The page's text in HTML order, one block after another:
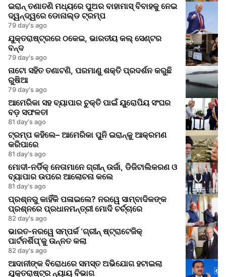
ଇରାନ୍ ତଣାତଣି ମଧ୍ୟରେ ପୁଅର ବାହାମାସ୍ ବିବାହକୁ ନେଇ
ଦ୍ୱନ୍ଦ୍ୱରେ ଡୋନାଲ୍ଡ ଟ୍ରମ୍ପ
79 day's ago
ଯୁକ୍ତରାଷ୍ଟ୍ରରେ ଠକେଇ, ଭାରତୀୟ କଲ୍‌ ସେଣ୍ଟର
ବନ୍ଦ
79 day's ago
ନାଟୋ ସହିତ ତଣାଟଣି, ପରମାଣୁ ଶକ୍ତି ପ୍ରଦର୍ଶନ କରୁଛି
ରୁଷିଆ
79 day's ago
ଆମେରିକା ସହ ବ୍ୟାପାର ଚୁକ୍ତି ପାଇଁ ୟୁରୋପିୟ ସଂଘର
ବଡ଼ ସଫଳତl
81 day's ago
ଟ୍ରମ୍ପ କହିଲେ– ଆମେରିକା ପୁନି ଇରାନ୍‌କୁ ଆକ୍ରମଣ
କରିପାରେ
81 day's ago
ମୋଦୀ-ନର୍ଡିକ୍ ନେତାମାନେ ଗ୍ରୀନ୍ ଉର୍ଜା, ଡିଜିଟାଲିକରଣ ଓ
ବ୍ୟାପାର ଉପରେ ଆଲୋଚନା କଲେ
81 day's ago
ପ୍ରଶ୍ନରୁ କାହିଁକି ପଳାଇଲେ? ନରୱେ ସାମ୍ବାଦିକଙ୍କ
ପ୍ରଶ୍ନରେ ପ୍ରଧାନମନ୍ତ୍ରୀ ମୋଦି ଚର୍ଚ୍ଚାରେ
82 day's ago
ଭାରତ-ନରୱେ ସମ୍ପର୍କ ‘ଗ୍ରୀନ୍ ଷ୍ଟ୍ରାଟେଜିକ୍
ପାର୍ଟନର୍ଶିପ୍’କୁ ଉନ୍ନତ କଲା
82 day's ago
ଆଦାନୀଙ୍କ ବିରୋଧରେ ସମସ୍ତ ଅଭିଯୋଗ ହଟାଇଲା
ଯୁକ୍ତରାଷ୍ଟ୍ର ନ୍ୟାୟ ବିଭାଗ